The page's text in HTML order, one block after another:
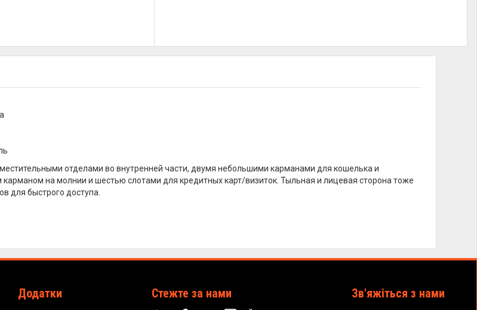
отделами во внутренней части, двумя небольшими карманами для кошелька и
на молнии и шестью слотами для кредитных карт/визиток. Тыльная и лицевая сторона тоже
для быстрого доступа.
Додатки Стежте за нами Зв'яжіться з нами